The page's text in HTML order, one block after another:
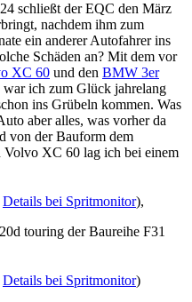
schließt der EQC den März
nachdem ihm zum
ein anderer Autofahrer ins
Schäden an? Mit dem vor
XC 60 und den BMW 3er
war ich zum Glück jahrelang
ins Grübeln kommen. Was
aber alles, was vorher da
von der Bauform dem
Volvo XC 60 lag ich bei einem
Details bei Spritmonitor),
touring der Baureihe F31
Details bei Spritmonitor)